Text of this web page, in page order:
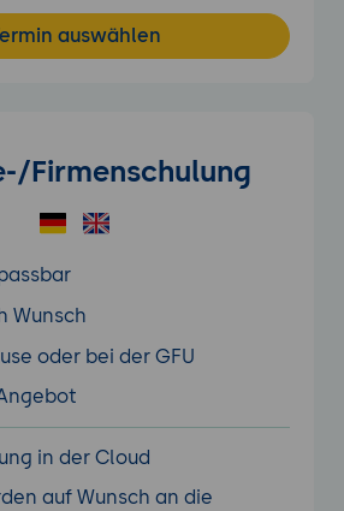
auswählen
Firmenschulung
Wunsch
oder bei der GFU
in der Cloud
auf Wunsch an die